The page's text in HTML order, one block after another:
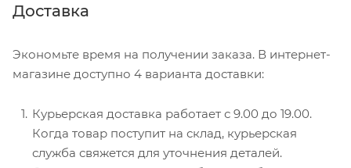
перенаправит вас на сервер системы ASSIST.
Здесь нужно ввести номер карты, срок действия
Электронные системы при онлайн-заказе:
PayPal, WebMoney и Яндекс.Деньги. Для
Доставка
Экономьте время на получении заказа. В интернет-
магазине доступно 4 варианта доставки:
Курьерская доставка работает с 9.00 до 19.00.
Когда товар поступит на склад, курьерская
служба свяжется для уточнения деталей.